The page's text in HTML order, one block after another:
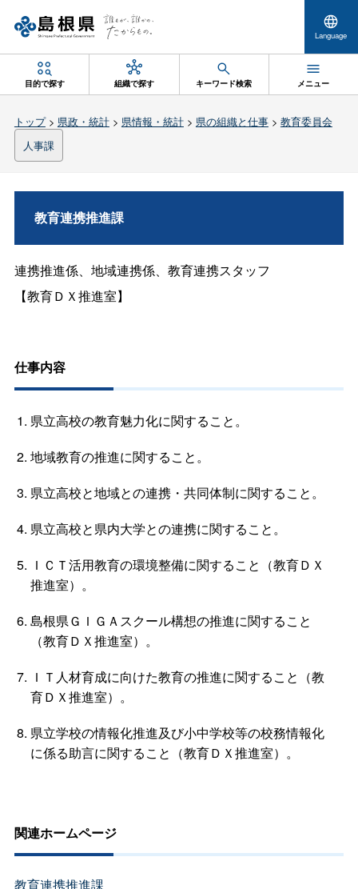
Language
目的で探す 組織で探す キーワード検索 メニュー
トップ> 県政・統計> 県情報・統計> 県の組織と仕事> 教育委員会
人事課
教育連携推進課
連携推進係、地域連携係、教育連携スタッフ
【教育ＤＸ推進室】
仕事内容
県立高校の教育魅力化に関すること。
地域教育の推進に関すること。
県立高校と地域との連携・共同体制に関すること。
県立高校と県内大学との連携に関すること。
ＩＣＴ活用教育の環境整備に関すること（教育ＤＸ
推進室）。
島根県ＧＩＧＡスクール構想の推進に関すること
（教育ＤＸ推進室）。
ＩＴ人材育成に向けた教育の推進に関すること（教
育ＤＸ推進室）。
県立学校の情報化推進及び小中学校等の校務情報化
に係る助言に関すること（教育ＤＸ推進室）。
関連ホームページ
教育連携推進課